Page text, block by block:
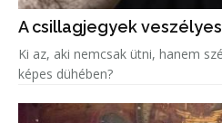
A csillagjegyek
Ki az, aki nemcsak ütni, hanem
képes dühében?